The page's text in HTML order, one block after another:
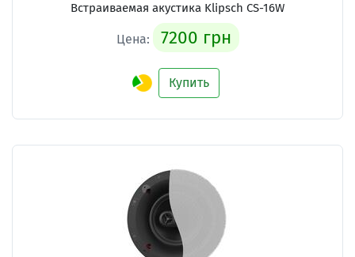
Встраиваемая акустика Klipsch CS-16W
Цена: 7200 грн
Купить